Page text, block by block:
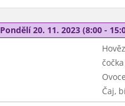
Pondělí 20. 11. 2023 (8:00 -
Ovoce
Čaj,